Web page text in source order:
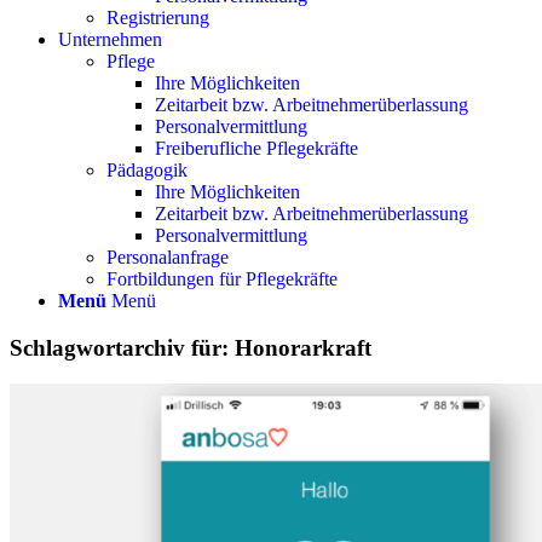
Registrierung
Unternehmen
Pflege
Ihre Möglichkeiten
Zeitarbeit bzw. Arbeitnehmerüberlassung
Personalvermittlung
Freiberufliche Pflegekräfte
Pädagogik
Ihre Möglichkeiten
Zeitarbeit bzw. Arbeitnehmerüberlassung
Personalvermittlung
Personalanfrage
Fortbildungen für Pflegekräfte
Menü Menü
Schlagwortarchiv für: Honorarkraft